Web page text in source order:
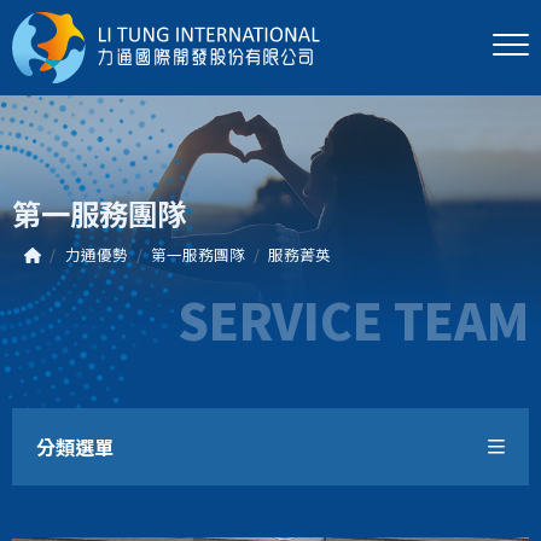
第一服務團隊
力通優勢 第一服務團隊 服務菁英
SERVICE TEAM
分類選單